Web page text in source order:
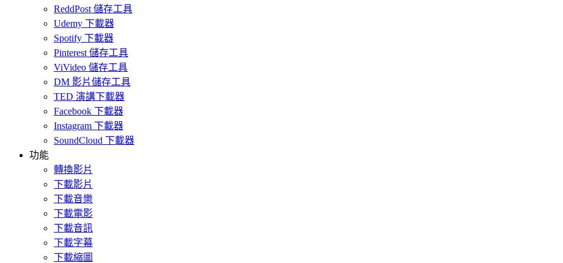
ReddPost 儲存工具
Udemy 下載器
Spotify 下載器
Pinterest 儲存工具
ViVideo 儲存工具
DM 影片儲存工具
TED 演講下載器
Facebook 下載器
Instagram 下載器
SoundCloud 下載器
功能
轉換影片
下載影片
下載音樂
下載電影
下載音訊
下載字幕
下載縮圖